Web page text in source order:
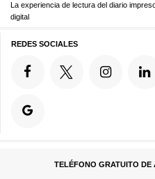
La experiencia de lectura del diario
digital
REDES SOCIALES
TELÉFONO GRATUITO DE